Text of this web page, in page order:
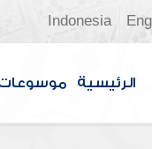
Indonesia
الرئيسية